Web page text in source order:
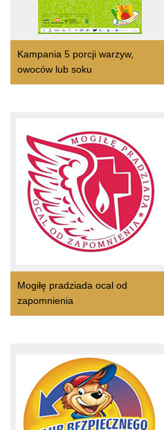
Kampania 5 porcji warzyw,
owoców lub soku
Mogiłę pradziada ocal od
zapomnienia